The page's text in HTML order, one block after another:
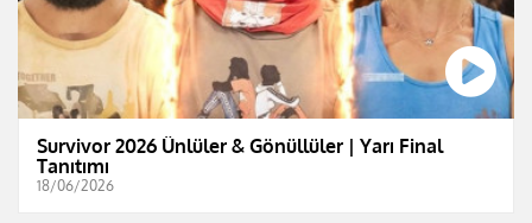
Survivor 2026 Ünlüler & Gönüllüler | Yarı Final
Tanıtımı
18/06/2026